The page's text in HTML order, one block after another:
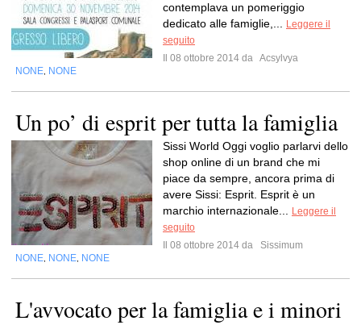
contemplava un pomeriggio
dedicato alle famiglie,...
Leggere il
seguito
Il 08 ottobre 2014 da Acsylvya
NONE NONE
Un po’ di esprit per tutta la famiglia
Sissi World Oggi voglio parlarvi dello
shop online di un brand che mi
piace da sempre, ancora prima di
avere Sissi: Esprit. Esprit è un
marchio internazionale...
Leggere il
seguito
Il 08 ottobre 2014 da
Sissimum
NONE NONE NONE
L'avvocato per la famiglia e i minori